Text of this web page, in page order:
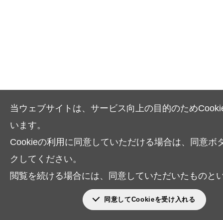
当ウェブサイトは、サービス向上の目的のため
います。
Cookieの利用に同意していただける場合は、同意ボ
クしてください。
閲覧を続ける場合には、同意していただいたものと
同意してCookieを受け入れる